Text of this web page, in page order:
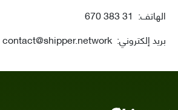
الهاتف:
31 383 670
بريد إلكتروني:
contact@shipper.network